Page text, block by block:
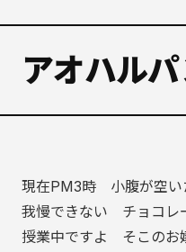
アオハル
現在PM3時 小腹が空い
我慢できない チョコレ
授業中ですよ そこのお